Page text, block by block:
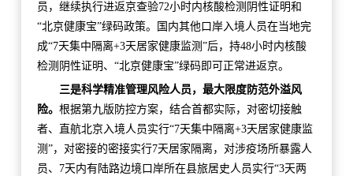
员，继续执行进返京查验72小时内核酸检测阴性证明和
“北京健康宝”绿码政策。国内其他口岸入境人员在当地完
成“7天集中隔离+3天居家健康监测”后，持48小时内核酸
检测阴性证明、“北京健康宝”绿码即可正常进返京。
三是科学精准管理风险人员，最大限度防范外溢风
险。 根据第九版防控方案，结合首都实际，对密切接触
者、直航北京入境人员实行“7天集中隔离+3天居家健康监
测”，对密接的密接实行7天居家隔离，对涉疫场所暴露人
员、7天内有陆路边境口岸所在县旅居史人员实行“3天两